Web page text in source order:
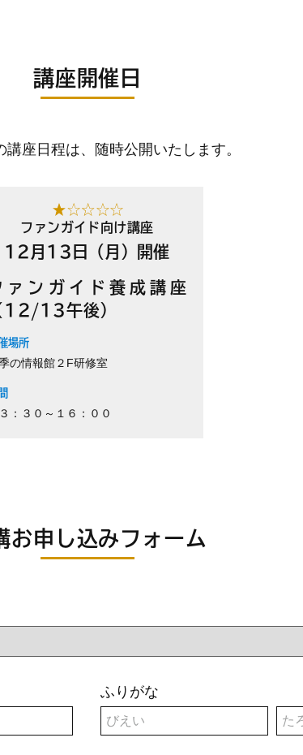
講座開催日
講座日程は、随時公開いたします。
ファンガイド向け講座
12月13日（月）開催
ァンガイド養成講座
12/13午後）
場所
の情報館２F研修室
：３０～１６：００
お申し込みフォーム
ふりがな